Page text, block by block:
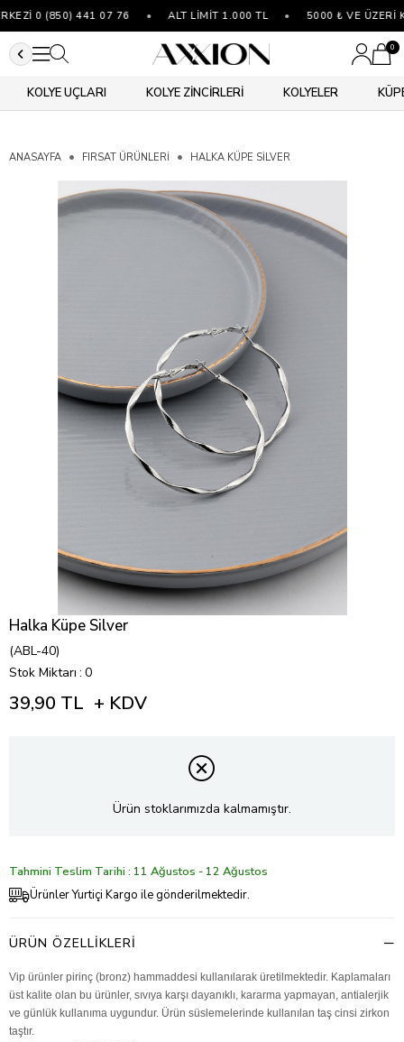
0 (850) 441 07 76 ALT LİMİT 1.000 TL 5000 ₺ VE ÜZERİ
0
KOLYE UÇLARI KOLYE ZİNCİRLERİ KOLYELER
ANASAYFA FIRSAT ÜRÜNLERİ HALKA KÜPE SILVER
Halka Küpe Silver
(ABL-40)
Stok Miktarı : 0
39,90 TL + KDV
Ürün stoklarımızda kalmamıştır.
Tahmini Teslim Tarihi : 11 Ağustos - 12 Ağustos
Ürünler Yurtiçi Kargo ile gönderilmektedir.
ÜRÜN ÖZELLIKLERI
Vip ürünler pirinç (bronz) hammaddesi kullanılarak üretilmektedir. Kaplamaları
üst kalite olan bu ürünler, sıvıya karşı dayanıklı, kararma yapmayan, antialerjik
ve günlük kullanıma uygundur. Ürün süslemelerinde kullanılan taş cinsi zirkon
taştır.